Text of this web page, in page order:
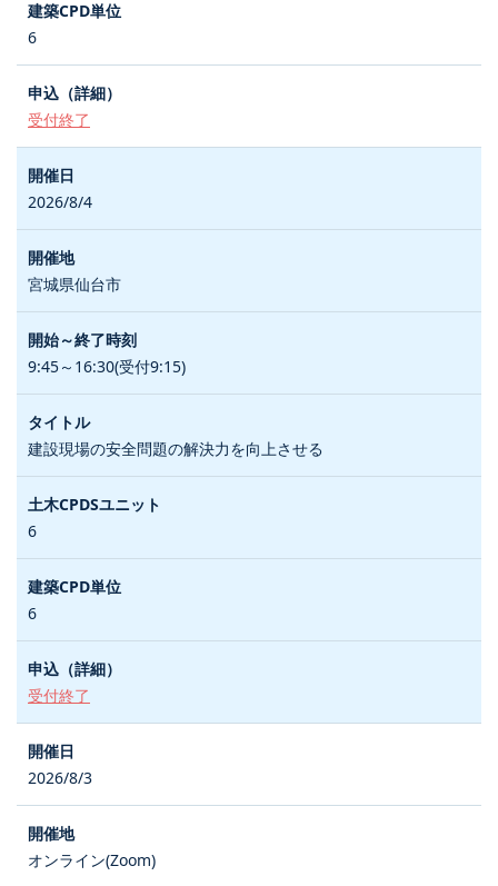
6
受付終了
2026/8/4
宮城県仙台市
9:45～16:30(受付9:15)
建設現場の安全問題の解決力を向上させる
6
6
受付終了
2026/8/3
オンライン(Zoom)